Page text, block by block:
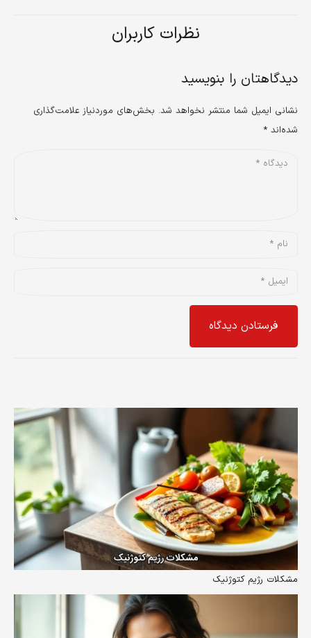
نظرات کاربران
دیدگاهتان را بنویسید
نشانی ایمیل شما منتشر نخواهد شد. بخش‌های موردنیاز علامت‌گذاری
شده‌اند*
فرستادن دیدگاه
مشکلات رژیم کتوژنیک